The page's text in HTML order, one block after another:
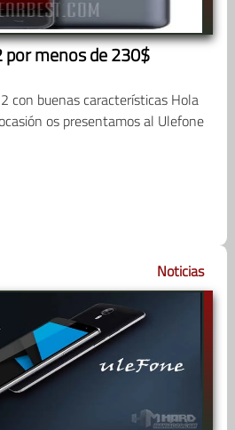
por menos de 230$
con buenas características Hola
os presentamos al Ulefone
Noticias